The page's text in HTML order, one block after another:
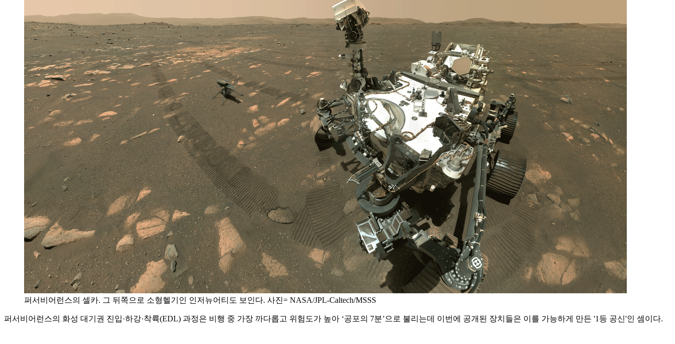
퍼서비어런스의 셀카. 그 뒤쪽으로 소형헬기인 인저뉴어티도 보인다. 사진= NASA/JPL-Caltech/MSSS
퍼서비어런스의 화성 대기권 진입·하강·착륙(EDL) 과정은 비행 중 가장 까다롭고 위험도가 높아 ‘공포의 7분’으로 불리는데 이번에 공개된 장치들은 이를 가능하게 만든 '1등 공신'인 셈이다.